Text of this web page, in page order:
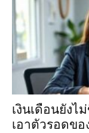
เงินเดือนยัง
เอาตัวรอดข